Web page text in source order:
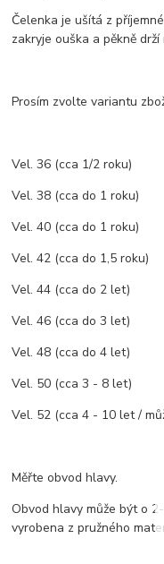
Čelenka je ušítá z
zakryje ouška a pěkně
Prosím zvolte variantu
Vel. 36 (cca 1/2 roku)
Vel. 38 (cca do 1 roku)
Vel. 40 (cca do 1 roku)
Vel. 42 (cca do 1,5 roku)
Vel. 44 (cca do 2 let)
Vel. 46 (cca do 3 let)
Vel. 48 (cca do 4 let)
Vel. 50 (cca 3 - 8 let)
Vel. 52 (cca 4 - 10 let /
Měřte obvod hlavy.
Obvod hlavy může být o
vyrobena z pružného